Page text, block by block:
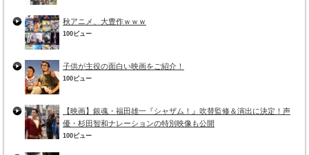
秋アニメ、大豊作ｗｗｗ
100ビュー
子供が主役の面白い映画をご紹介！
100ビュー
【映画】銀魂・福田雄一『シャザム！』吹替監修＆演出に決定！声
優・杉田智和ナレーションの特別映像も公開
100ビュー